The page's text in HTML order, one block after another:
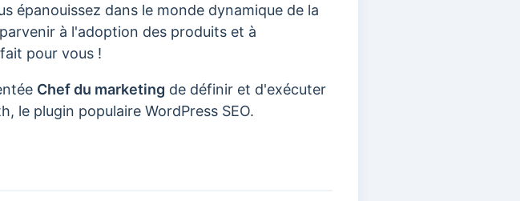
épanouissez dans le monde dynamique de la
à l'adoption des produits et à
pour vous !
Chef du marketing de définir et d'exécuter
le plugin populaire WordPress SEO.